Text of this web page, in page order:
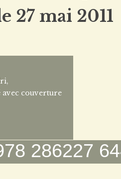
27 mai 2011
avec couverture
286227